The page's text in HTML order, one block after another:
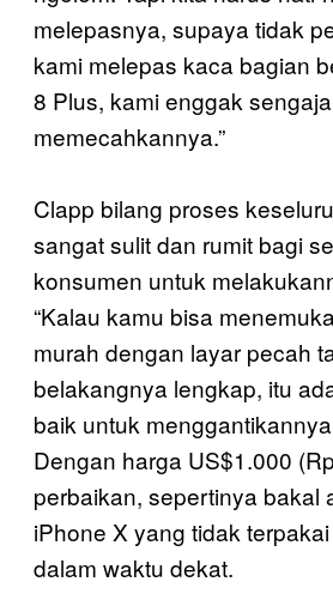
melepasnya, supaya tidak
kami melepas kaca bagian
8 Plus, kami enggak sengaja
memecahkannya.”
Clapp bilang proses
sangat sulit dan rumit bagi
konsumen untuk
“Kalau kamu bisa
murah dengan layar pecah
belakangnya lengkap, itu
baik untuk
Dengan harga US$1.000
perbaikan, sepertinya bakal
iPhone X yang tidak
dalam waktu dekat.